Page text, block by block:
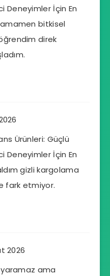
Deneyimler İçin En
bitkisel
direk
Ürünleri: Güçlü
Deneyimler İçin En
gizli kargolama
fark etmiyor.
2026
yaramaz ama